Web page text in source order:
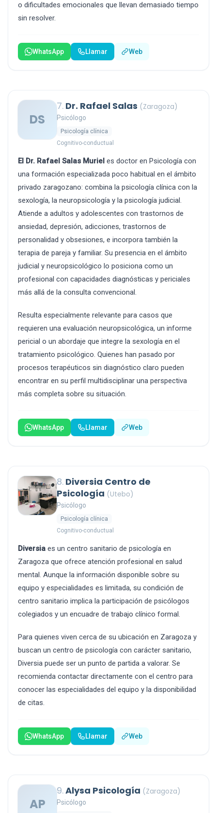
o dificultades emocionales que llevan demasiado tiempo
sin resolver.
WhatsApp Llamar Web
DS
7. Dr. Rafael Salas (Zaragoza)
Psicólogo
Psicología clínica
Cognitivo-conductual
El Dr. Rafael Salas Muriel es doctor en Psicología con
una formación especializada poco habitual en el ámbito
privado zaragozano: combina la psicología clínica con la
sexología, la neuropsicología y la psicología judicial.
Atiende a adultos y adolescentes con trastornos de
ansiedad, depresión, adicciones, trastornos de
personalidad y obsesiones, e incorpora también la
terapia de pareja y familiar. Su presencia en el ámbito
judicial y neuropsicológico lo posiciona como un
profesional con capacidades diagnósticas y periciales
más allá de la consulta convencional.
Resulta especialmente relevante para casos que
requieren una evaluación neuropsicológica, un informe
pericial o un abordaje que integre la sexología en el
tratamiento psicológico. Quienes han pasado por
procesos terapéuticos sin diagnóstico claro pueden
encontrar en su perfil multidisciplinar una perspectiva
más completa sobre su situación.
WhatsApp Llamar Web
8. Diversia Centro de
Psicología (Utebo)
Psicólogo
Psicología clínica
Cognitivo-conductual
Diversia es un centro sanitario de psicología en
Zaragoza que ofrece atención profesional en salud
mental. Aunque la información disponible sobre su
equipo y especialidades es limitada, su condición de
centro sanitario implica la participación de psicólogos
colegiados y un encuadre de trabajo clínico formal.
Para quienes viven cerca de su ubicación en Zaragoza y
buscan un centro de psicología con carácter sanitario,
Diversia puede ser un punto de partida a valorar. Se
recomienda contactar directamente con el centro para
conocer las especialidades del equipo y la disponibilidad
de citas.
WhatsApp Llamar Web
AP
9.Alysa Psicología (Zaragoza)
Psicólogo